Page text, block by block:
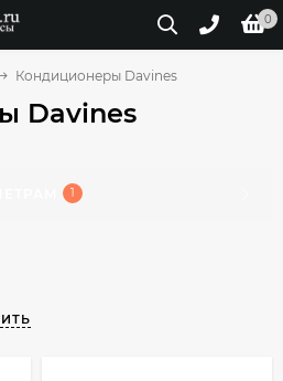
0
Кондиционеры Davines
Davines
1